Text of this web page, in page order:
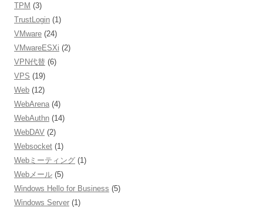
TPM (3)
TrustLogin (1)
VMware (24)
VMwareESXi (2)
VPN代替 (6)
VPS (19)
Web (12)
WebArena (4)
WebAuthn (14)
WebDAV (2)
Websocket (1)
Webミーティング (1)
Webメール (5)
Windows Hello for Business (5)
Windows Server (1)